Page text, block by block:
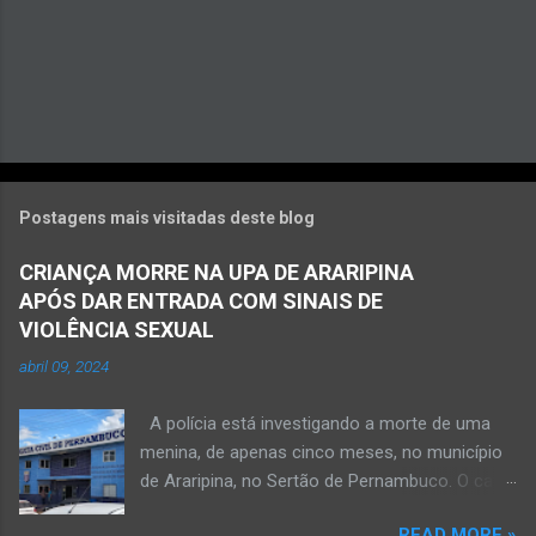
Postagens mais visitadas deste blog
CRIANÇA MORRE NA UPA DE ARARIPINA
APÓS DAR ENTRADA COM SINAIS DE
VIOLÊNCIA SEXUAL
abril 09, 2024
A polícia está investigando a morte de uma
menina, de apenas cinco meses, no município
de Araripina, no Sertão de Pernambuco. O caso